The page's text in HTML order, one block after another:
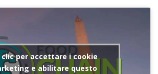
clic per accettare i cookie
e abilitare questo